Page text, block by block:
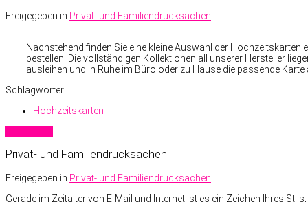
Freigegeben in Privat- und Familiendrucksachen
Nachstehend finden Sie eine kleine Auswahl der
bestellen. Die vollständigen Kollektionen all unserer Hersteller
ausleihen und in Ruhe im Büro oder zu Hause die passende
Schlagwörter
Hochzeitskarten
Privat- und Familiendrucksachen
Freigegeben in Privat- und Familiendrucksachen
Gerade im Zeitalter von E-Mail und Internet ist es ein Zeichen Ihres